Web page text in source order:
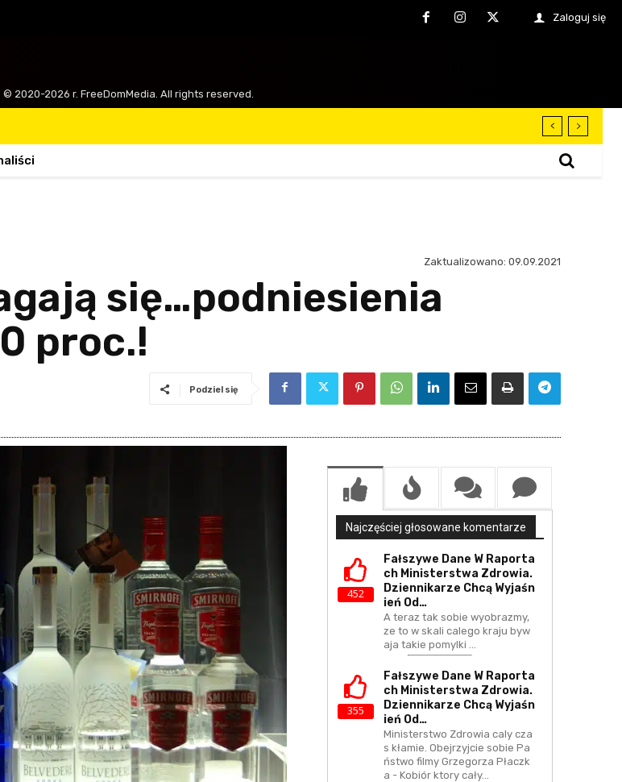
Zaloguj się
© 2020-2026 r. FreeDomMedia. All rights reserved.
Zaktualizowano: 09.09.2021
się…podniesienia
proc.!
Podziel się
Najczęściej głosowane komentarze
452
Fałszywe Dane W Raporta
Ch Ministerstwa Zdrowia.
Dziennikarze Chcą Wyjaśn
Ień Od…
A teraz tak sobie wyobrazmy,
ze to w skali calego kraju byw
aja takie pomylki ...
355
Fałszywe Dane W Raporta
Ch Ministerstwa Zdrowia.
Dziennikarze Chcą Wyjaśn
Ień Od…
Ministerstwo Zdrowia caly cza
s kłamie. Obejrzyjcie sobie Pa
ństwo filmy Grzegorza Płaczk
a - Kobiór ktory cały…